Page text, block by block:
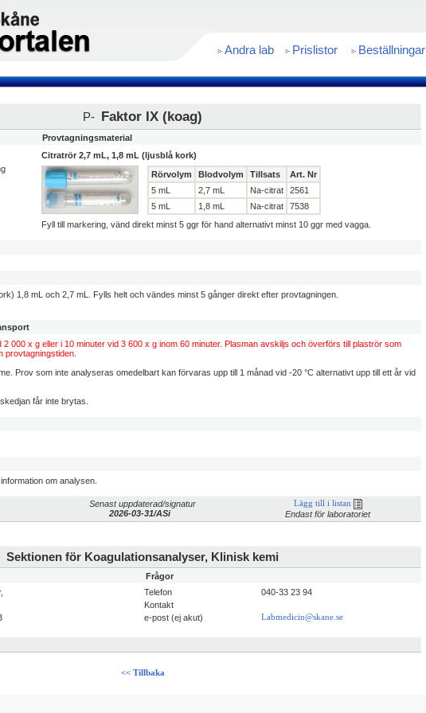
Andra lab Prislistor Beställningar
P- Faktor IX (koag)
Provtagningsmaterial
Citratrör 2,7 mL, 1,8 mL (ljusblå kork)
Rörvolym
Blodvolym Tillsats
Art. Nr
5 mL
2,7 mL Na-citrat
2561
5 mL
1,8 mL Na-citrat
7538
Fyll till markering, vänd direkt minst 5 ggr för hand alternativt minst 10 ggr med vagga.
1,8 mL och 2,7 mL. Fylls helt och vändes minst 5 gånger direkt efter provtagningen.
000 x g eller i 10 minuter vid 3 600 x g inom 60 minuter. Plasman avskiljs och överförs till plaströr som
provtagningstiden.
Prov som inte analyseras omedelbart kan förvaras upp till 1 månad vid -20 °C alternativt upp till ett år vid
får inte brytas.
om analysen.
Senast uppdaterad/signatur
2026-03-31/ASi
Lägg till i listan
Endast för laboratoriet
Sektionen för Koagulationsanalyser, Klinisk kemi
Frågor
Telefon
040-33 23 94
Kontakt
e-post (ej akut)
Labmedicin@skane.se
<< Tillbaka